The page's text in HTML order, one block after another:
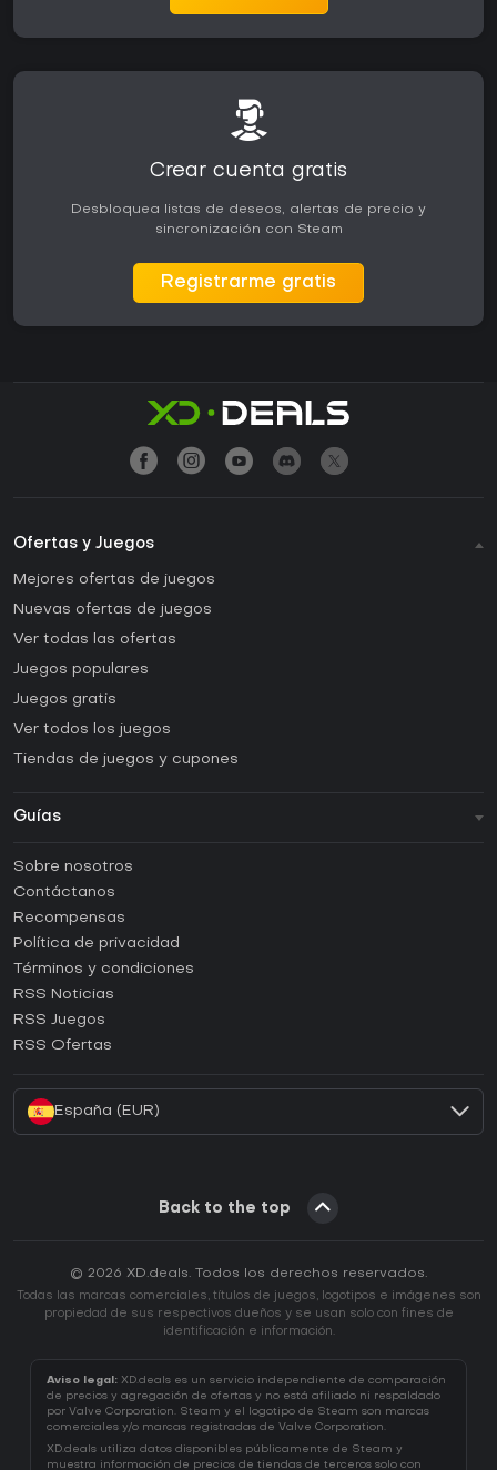
Crear cuenta gratis
Desbloquea listas de deseos, alertas de precio y
sincronización con Steam
Registrarme gratis
Ofertas y Juegos
Mejores ofertas de juegos
Nuevas ofertas de juegos
Ver todas las ofertas
Juegos populares
Juegos gratis
Ver todos los juegos
Tiendas de juegos y cupones
Guías
Guías y tutoriales
¿Cómo activar una CD Key de Steam?
¿Cómo activar una CD Key de Epic Games?
¿Cómo activar una CD Key de GOG?
¿Cómo activar una CD Key de Ubisoft Connect?
Sobre nosotros
Contáctanos
Recompensas
Política de privacidad
Términos y condiciones
RSS Noticias
RSS Juegos
RSS Ofertas
España (EUR)
Back to the top
© 2026 XD.deals. Todos los derechos reservados.
Todas las marcas comerciales, títulos de juegos, logotipos e imágenes son
propiedad de sus respectivos dueños y se usan solo con fines de
identificación e información.
Aviso legal: XD.deals es un servicio independiente de comparación
de precios y agregación de ofertas y no está afiliado ni respaldado
por Valve Corporation. Steam y el logotipo de Steam son marcas
comerciales y/o marcas registradas de Valve Corporation.
XD.deals utiliza datos disponibles públicamente de Steam y
muestra información de precios de tiendas de terceros solo con